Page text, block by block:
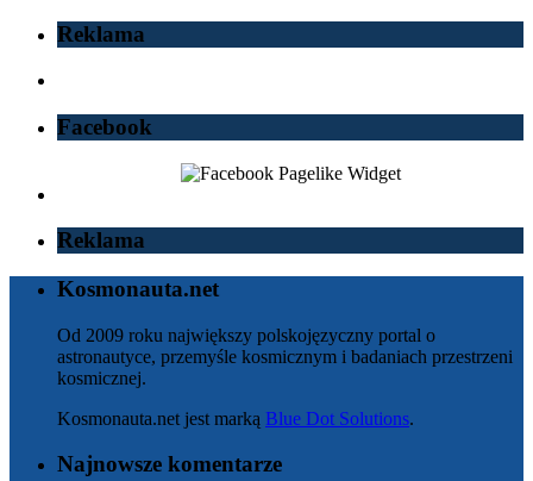
Reklama
Facebook
Reklama
Kosmonauta.net
Od 2009 roku największy polskojęzyczny portal o
astronautyce, przemyśle kosmicznym i badaniach przestrzeni
kosmicznej.
Kosmonauta.net jest marką Blue Dot Solutions.
Najnowsze komentarze